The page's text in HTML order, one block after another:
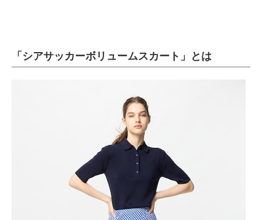
建設×テクノロジーの最前線
「シアサッカーボリュームスカート」とは